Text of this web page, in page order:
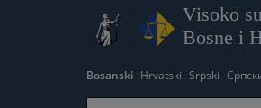
Visoko
Bosne i
Bosanski Hrvatski Srpski